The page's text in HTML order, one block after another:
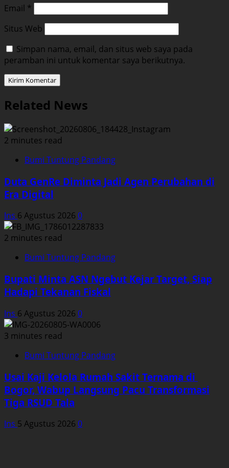
Email *
Situs Web
Simpan nama, email, dan situs web saya pada
peramban ini untuk komentar saya berikutnya.
Related News
2 minutes read
Bumi Tuntung Pandang
Duta GenRe Diminta Jadi Agen Perubahan di
Era Digital
Ins 6 Agustus 2026 0
2 minutes read
Bumi Tuntung Pandang
Bupati Minta ASN Ngebut Kejar Target, Siap
Hadapi Tekanan Fiskal
Ins 6 Agustus 2026 0
3 minutes read
Bumi Tuntung Pandang
Usai Kaji Kelola Rumah Sakit Ternama di
Bogor, Wabup Langsung Pacu Transformasi
Tiga RSUD Tala
Ins 5 Agustus 2026 0